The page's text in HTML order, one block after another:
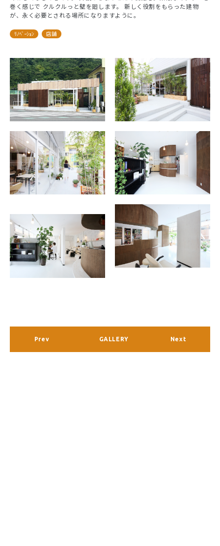
巻く感じで クルクルっと壁を廻します。 新しく役割をもらった建物
が、永く必要とされる場所になりますように。
ﾘﾉﾍﾞｰｼｮﾝ 店舗
Prev GALLERY Next